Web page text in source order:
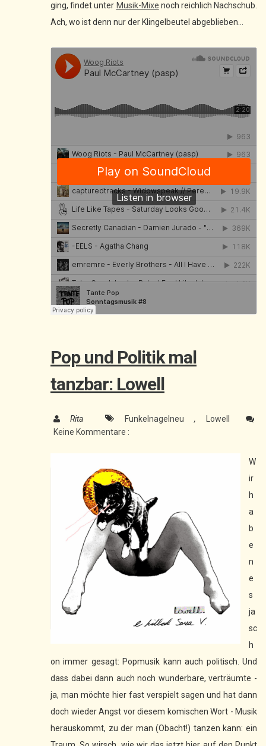
ging, findet unter Musik-Mixe noch reichlich Nachschub.
Ach, wo ist denn nur der Klingelbeutel abgeblieben...
Pop und Politik mal
tanzbar: Lowell
Rita Funkelnagelneu ,
Lowell
Keine Kommentare :
W
ir
h
a
b
e
n
e
s
ja
sc
h
on immer gesagt: Popmusik kann auch politisch. Und
dass dabei dann auch noch wunderbare, verträumte -
ja, man möchte hier fast verspielt sagen und hat dann
doch wieder Angst vor diesem komischen Wort - Musik
herauskommt, zu der man (Obacht!) tanzen kann: ein